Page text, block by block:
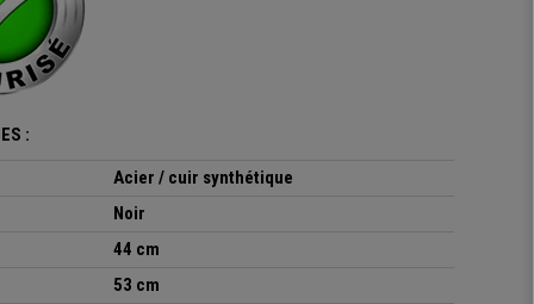
:
Acier / cuir synthétique
Noir
44 cm
53 cm